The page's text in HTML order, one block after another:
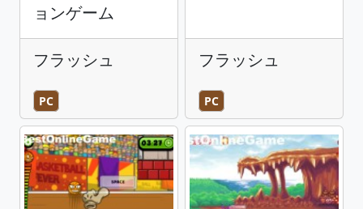
ョンゲーム
フラッシュ
PC
フラッシュ
PC